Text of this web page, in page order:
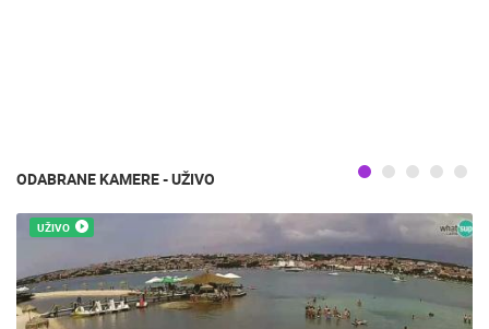
ODABRANE KAMERE - UŽIVO
UŽIVO